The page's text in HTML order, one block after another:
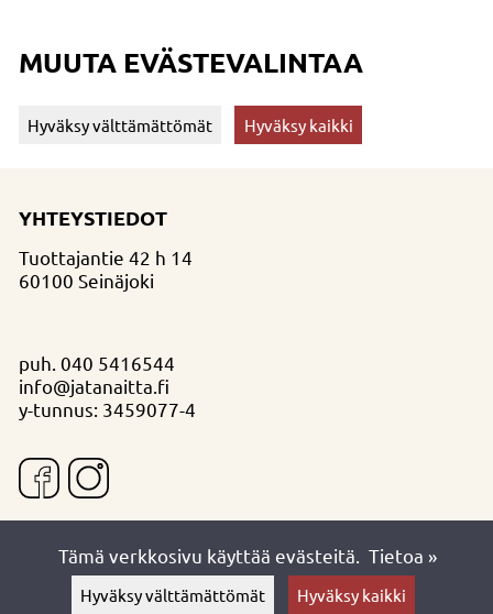
MUUTA EVÄSTEVALINTAA
Hyväksy välttämättömät Hyväksy kaikki
YHTEYSTIEDOT
Tuottajantie 42 h 14
60100 Seinäjoki
puh. 040 5416544
info@jatanaitta.fi
y-tunnus: 3459077-4
Tämä verkkosivu käyttää evästeitä. Tietoa »
Hyväksy välttämättömät Hyväksy kaikki